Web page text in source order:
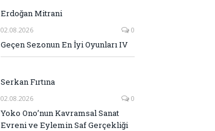
Erdoğan Mitrani
02.08.2026 0
Geçen Sezonun En İyi Oyunları IV
Serkan Fırtına
02.08.2026 0
Yoko Ono’nun Kavramsal Sanat
Evreni ve Eylemin Saf Gerçekliği